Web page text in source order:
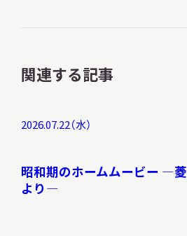
関連する記事
2026.07.22（水）
昭和期のホームムービー ―
より―